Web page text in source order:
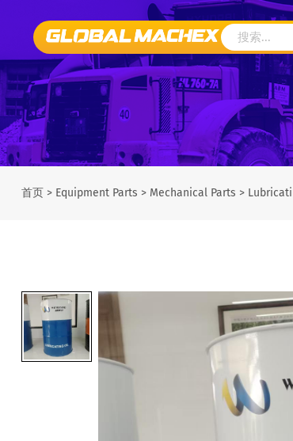
首页> Equipment Parts > Mechanical Parts >